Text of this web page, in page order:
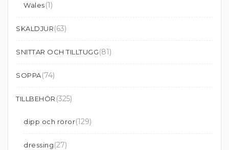
Wales(1)
SKALDJUR(63)
SNITTAR OCH TILLTUGG(81)
SOPPA(74)
TILLBEHÖR (325)
dipp och röror(129)
dressing(27)